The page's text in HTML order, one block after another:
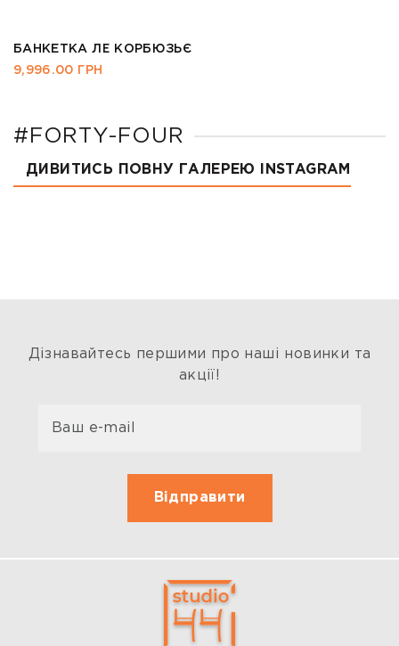
БАНКЕТКА ЛЕ КОРБЮЗЬЄ
9,996.00 ГРН
#FORTY-FOUR
ДИВИТИСЬ ПОВНУ ГАЛЕРЕЮ INSTAGRAM
Дізнавайтесь першими про наші новинки та
акції!